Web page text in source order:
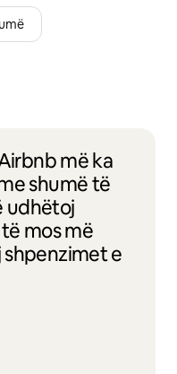
më ka
shumë të
udhëtoj
mos më
e